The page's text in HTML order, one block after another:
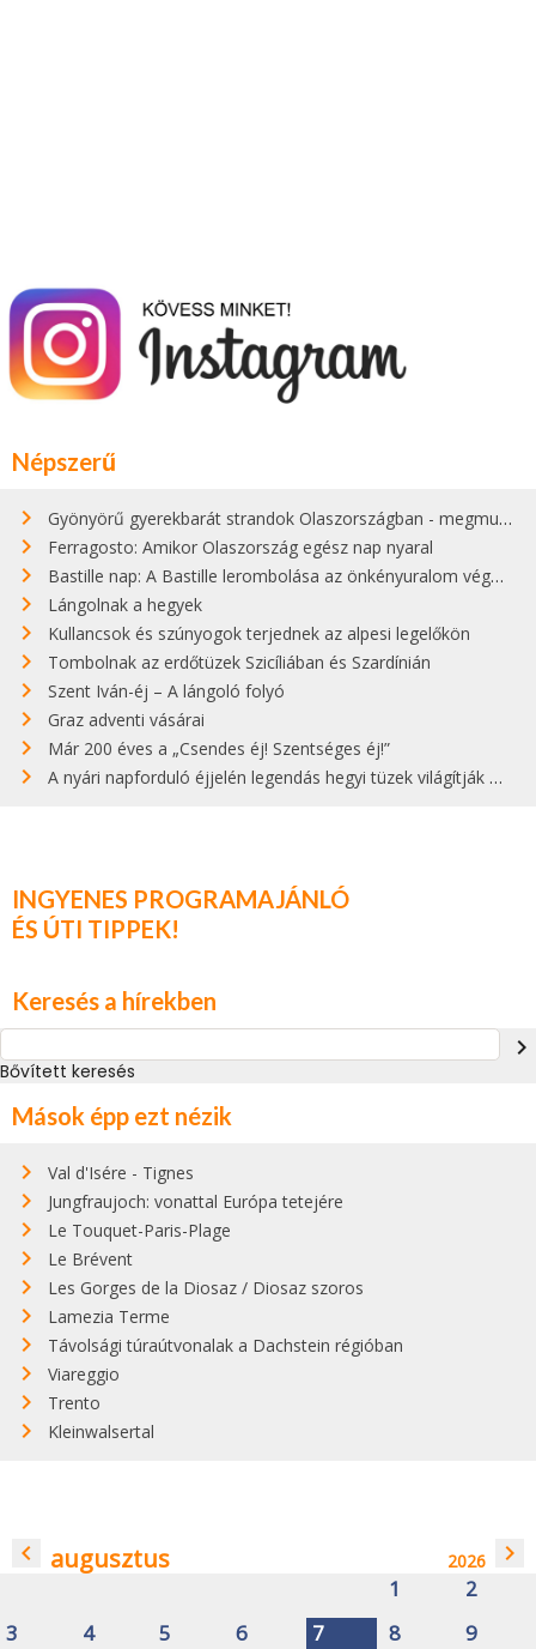
Népszerű
Gyönyörű gyerekbarát strandok Olaszországban - megmutatjuk a 15 legjobbat
Ferragosto: Amikor Olaszország egész nap nyaral
Bastille nap: A Bastille lerombolása az önkényuralom végét jelentette
Lángolnak a hegyek
Kullancsok és szúnyogok terjednek az alpesi legelőkön
Tombolnak az erdőtüzek Szicíliában és Szardínián
Szent Iván-éj – A lángoló folyó
Graz adventi vásárai
Már 200 éves a „Csendes éj! Szentséges éj!”
A nyári napforduló éjjelén legendás hegyi tüzek világítják meg Zugspitzét
INGYENES PROGRAMAJÁNLÓ
ÉS ÚTI TIPPEK!
Keresés a hírekben
navigate_next
Bővített keresés
Mások épp ezt nézik
Val d'Isére - Tignes
Jungfraujoch: vonattal Európa tetejére
Le Touquet-Paris-Plage
Le Brévent
Les Gorges de la Diosaz / Diosaz szoros
Lamezia Terme
Távolsági túraútvonalak a Dachstein régióban
Viareggio
Trento
Kleinwalsertal
navigate_before augusztus 2026 navigate_next
1
2
3
4 5 6 7 8
9